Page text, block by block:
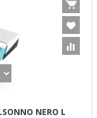
NERO L